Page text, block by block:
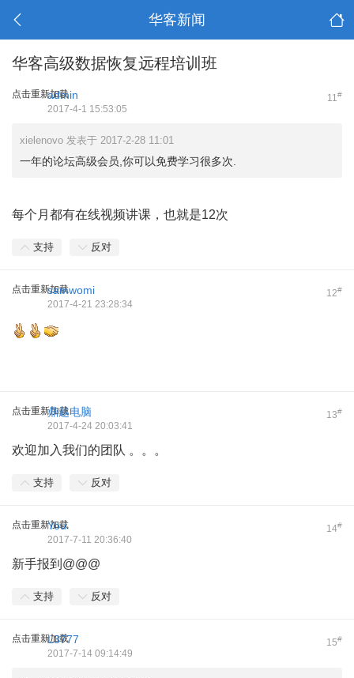
华客新闻
华客高级数据恢复远程培训班
点击重新加载 11#
admin
2017-4-1 15:53:05
xielenovo 发表于 2017-2-28 11:01
一年的论坛高级会员,你可以免费学习很多次.
每个月都有在线视频讲课，也就是12次
支持 反对
点击重新加载 12#
samwomi
2017-4-21 23:28:34
点击重新加载 13#
鼎越电脑
2017-4-24 20:03:41
欢迎加入我们的团队 。。。
支持 反对
点击重新加载 14#
You
2017-7-11 20:36:40
新手报到@@@
支持 反对
点击重新加载 15#
L3777
2017-7-14 09:14:49